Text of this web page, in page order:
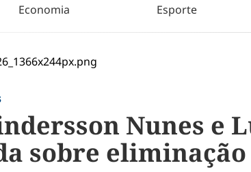
Economia Esporte
Nunes e
sobre